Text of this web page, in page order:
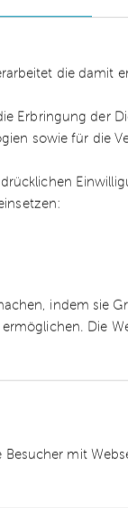
die damit
Erbringung der
sowie für die
indem sie
Die
mit
der
erfolglos
mehr
-– fehlende
beklagte
des
–
sei die im
jedoch
die